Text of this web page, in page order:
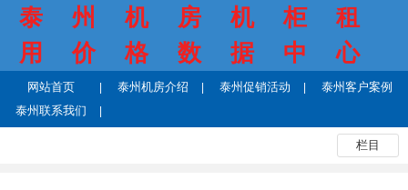
泰州机房机柜租
用价格数据中心
网站首页 泰州机房介绍 泰州促销活动
泰州客户案例
泰州联系我们
栏目